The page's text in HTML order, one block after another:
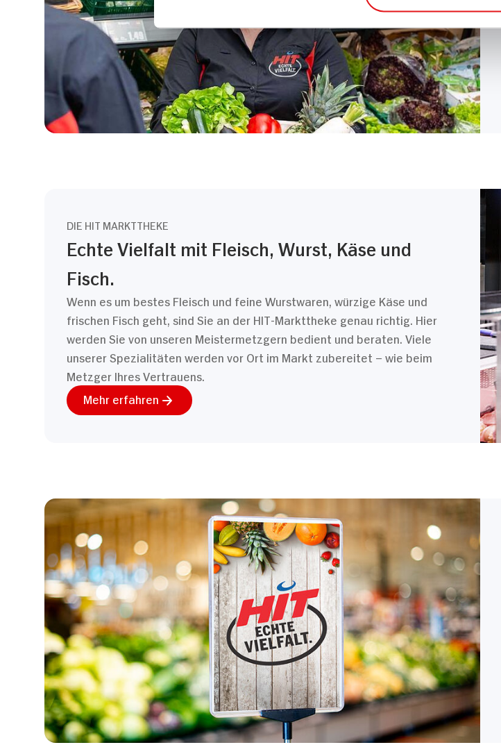
DIE HIT MARKTTHEKE
Echte Vielfalt mit Fleisch, Wurst, Käse und
Fisch.
Wenn es um bestes Fleisch und feine Wurstwaren, würzige Käse und
frischen Fisch geht, sind Sie an der HIT-Markttheke genau richtig. Hier
werden Sie von unseren Meistermetzgern bedient und beraten. Viele
unserer Spezialitäten werden vor Ort im Markt zubereitet – wie beim
Metzger Ihres Vertrauens.
Mehr erfahren